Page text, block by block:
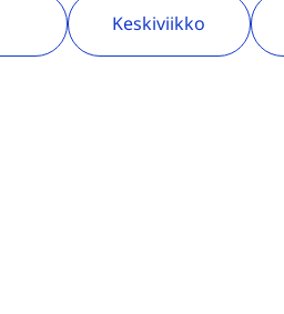
Keskiviikko